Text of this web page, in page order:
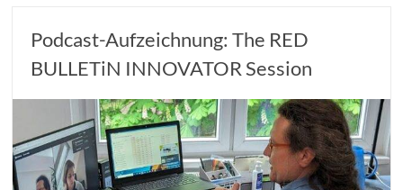
Podcast-Aufzeichnung: The RED
BULLETiN INNOVATOR Session